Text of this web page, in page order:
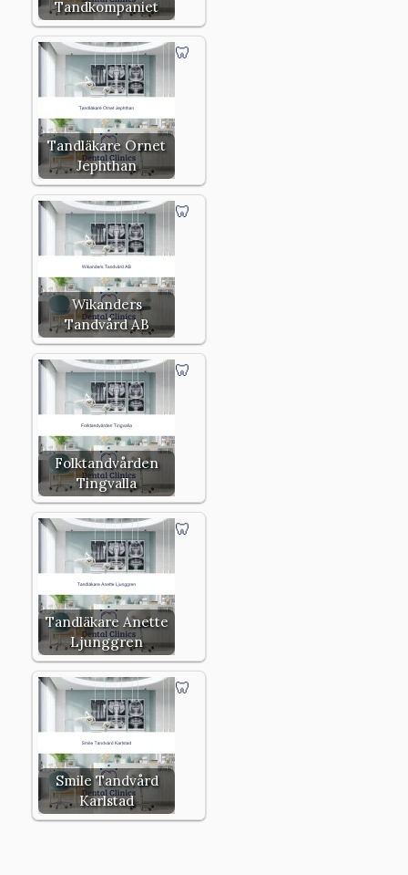
Tandkompaniet
Tandläkare Ornet
Jephthan
Wikanders
Tandvård AB
Folktandvården
Tingvalla
Tandläkare Anette
Ljunggren
Smile Tandvård
Karlstad